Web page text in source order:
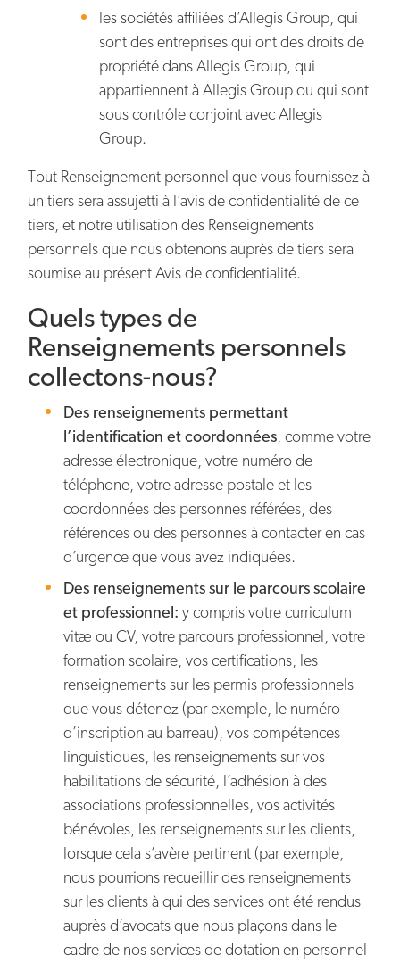
les sociétés affiliées d’Allegis Group, qui
sont des entreprises qui ont des droits de
propriété dans Allegis Group, qui
appartiennent à Allegis Group ou qui sont
sous contrôle conjoint avec Allegis
Group.
Tout Renseignement personnel que vous fournissez à
un tiers sera assujetti à l’avis de confidentialité de ce
tiers, et notre utilisation des Renseignements
personnels que nous obtenons auprès de tiers sera
soumise au présent Avis de confidentialité.
Quels types de
Renseignements personnels
collectons-nous?
Des renseignements permettant
l’identification et coordonnées , comme votre
adresse électronique, votre numéro de
téléphone, votre adresse postale et les
coordonnées des personnes référées, des
références ou des personnes à contacter en cas
d’urgence que vous avez indiquées.
Des renseignements sur le parcours scolaire
et professionnel: y compris votre curriculum
vitæ ou CV, votre parcours professionnel, votre
formation scolaire, vos certifications, les
renseignements sur les permis professionnels
que vous détenez (par exemple, le numéro
d’inscription au barreau), vos compétences
linguistiques, les renseignements sur vos
habilitations de sécurité, l’adhésion à des
associations professionnelles, vos activités
bénévoles, les renseignements sur les clients,
lorsque cela s’avère pertinent (par exemple,
nous pourrions recueillir des renseignements
sur les clients à qui des services ont été rendus
auprès d’avocats que nous plaçons dans le
cadre de nos services de dotation en personnel